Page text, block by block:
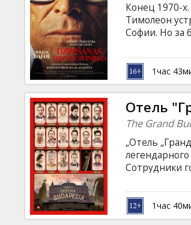
Конец 1970-
Тимолеон
Софии. Но за
на
1час
Отель
The Grand
„Oтель
Сотрудники
и…
войнами XX
языке.
1час